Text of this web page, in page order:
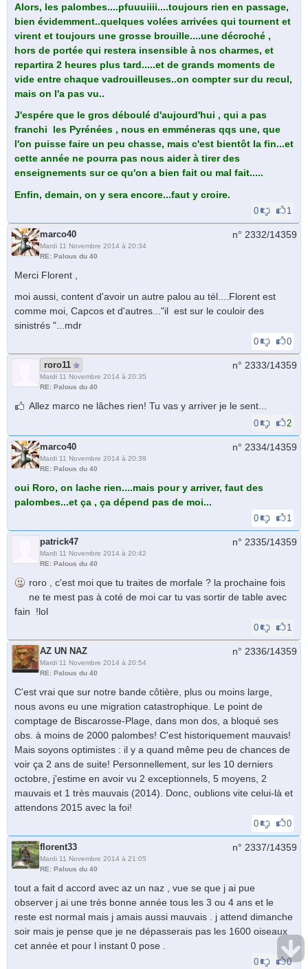
Alors, les palombes....pfuuuiiii....toujours rien en passage,
bien évidemment..quelques volées arrivées qui tournent et
virent et toujours une grosse brouille....une décroché ,
hors de portée qui restera insensible à nos charmes, et
repartira 2 heures plus tard.....et de grands moments de
vide entre chaque vadrouilleuses..on compter sur du recul,
mais on l'a pas vu..
J'espére que le gros déboulé d'aujourd'hui , qui a pas
franchi les Pyrénées , nous en emméneras qqs une, que
l'on puisse faire un peu chasse, mais c'est bientôt la fin...et
cette année ne pourra pas nous aider à tirer des
enseignements sur ce qu'on a bien fait ou mal fait.....
Enfin, demain, on y sera encore...faut y croire.
0 1
marco40
Mardi 11 Novembre 2014 à 20:34
RE: Palous du 40
n° 2332/14359
Merci Florent ,
moi aussi, content d'avoir un autre palou au tél....Florent est
comme moi, Capcos et d'autres..."il est sur le couloir des
sinistrés "...mdr
0 0
roro11
Mardi 11 Novembre 2014 à 20:35
RE: Palous du 40
n° 2333/14359
Allez marco ne lâches rien! Tu vas y arriver je le sent...
0 2
marco40
Mardi 11 Novembre 2014 à 20:39
RE: Palous du 40
n° 2334/14359
oui Roro, on lache rien....mais pour y arriver, faut des
palombes...et ça , ça dépend pas de moi...
0 1
patrick47
Mardi 11 Novembre 2014 à 20:42
RE: Palous du 40
n° 2335/14359
roro , c'est moi que tu traites de morfale ? la prochaine fois
ne te mest pas à coté de moi car tu vas sortir de table avec
fain !lol
0 1
AZ UN NAZ
Mardi 11 Novembre 2014 à 20:54
RE: Palous du 40
n° 2336/14359
C'est vrai que sur notre bande côtière, plus ou moins large,
nous avons eu une migration catastrophique. Le point de
comptage de Biscarosse-Plage, dans mon dos, a bloqué ses
obs. à moins de 2000 palombes! C'est historiquement mauvais!
Mais soyons optimistes : il y a quand même peu de chances de
voir ça 2 ans de suite! Personnellement, sur les 10 derniers
octobre, j'estime en avoir vu 2 exceptionnels, 5 moyens, 2
mauvais et 1 très mauvais (2014). Donc, oublions vite celui-là et
attendons 2015 avec la foi!
0 0
florent33
Mardi 11 Novembre 2014 à 21:05
RE: Palous du 40
n° 2337/14359
tout a fait d accord avec az un naz , vue se que j ai pue
observer j ai une très bonne année tous les 3 ou 4 ans et le
reste est normal mais j amais aussi mauvais . j attend dimanche
soir mais je pense que je ne dépasserais pas les 1600 oiseaux
cet année et pour l instant 0 pose .
0 0